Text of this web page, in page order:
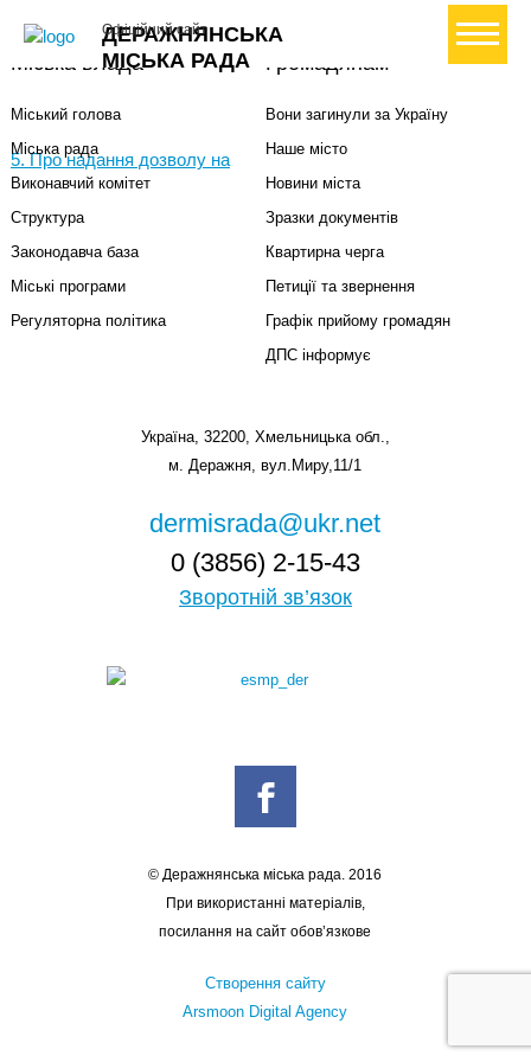
ДЕРАЖНЯНСЬКА
МІСЬКА РАДА
Офіційний сайт+ Створити петицію
5. Про надання дозволу на
Міська влада
Міський голова
Міська рада
Виконавчий комітет
Структура
Законодавча база
Міські програми
Регуляторна політика
Громадянам
Вони загинули за Україну
Наше місто
Новини міста
Зразки документів
Квартирна черга
Петиції та звернення
Графік прийому громадян
ДПС інформує
Україна, 32200, Хмельницька обл.,
м. Деражня, вул.Миру,11/1
dermisrada@ukr.net
0 (3856) 2-15-43
Зворотній зв’язок
© Деражнянська міська рада. 2016
При використанні матеріалів,
посилання на сайт обов’язкове
Створення сайту
Arsmoon Digital Agency